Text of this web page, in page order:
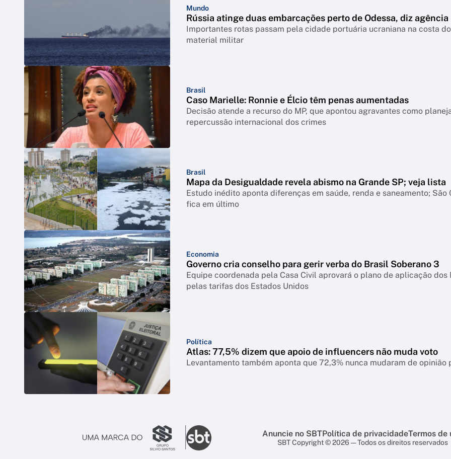
Mundo
Rússia atinge duas embarcações perto de Odessa, diz agência
Importantes rotas passam pela cidade portuária ucraniana na costa
material militar
Brasil
Caso Marielle: Ronnie e Élcio têm penas aumentadas
Decisão atende a recurso do MP, que apontou agravantes como
repercussão internacional dos crimes
Brasil
Mapa da Desigualdade revela abismo na Grande SP; veja lista
Estudo inédito aponta diferenças em saúde, renda e saneamento;
fica em último
Economia
Governo cria conselho para gerir verba do Brasil Soberano 3
Equipe coordenada pela Casa Civil aprovará o plano de aplicação
pelas tarifas dos Estados Unidos
Política
Atlas: 77,5% dizem que apoio de influencers não muda voto
Levantamento também aponta que 72,3% nunca mudaram de
Anuncie no SBTPolítica de privacidadeTermos de
SBT Copyright © 2026 — Todos os direitos reservados